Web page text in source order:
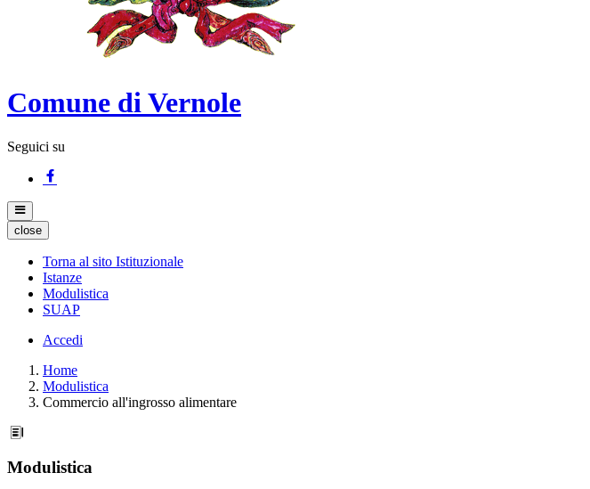
Comune di Vernole
Seguici su
close
Torna al sito Istituzionale
Istanze
Modulistica
SUAP
Accedi
Home
Modulistica
Commercio all'ingrosso alimentare
Modulistica